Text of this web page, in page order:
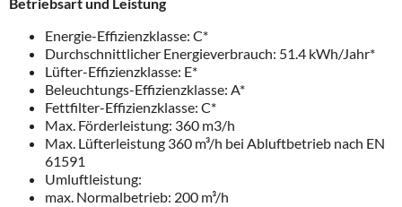
Energie-Effizienzklasse: C*
Durchschnittlicher Energieverbrauch: 51.4 kWh/Jahr*
Lüfter-Effizienzklasse: E*
Beleuchtungs-Effizienzklasse: A*
Fettfilter-Effizienzklasse: C*
Max. Förderleistung: 360 m3/h
Max. Lüfterleistung 360 m³/h bei Abluftbetrieb nach EN
61591
Umluftleistung:
max. Normalbetrieb: 200 m³/h